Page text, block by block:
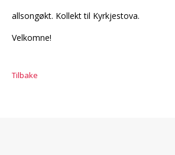
allsongøkt. Kollekt til Kyrkjestova.
Velkomne!
Tilbake